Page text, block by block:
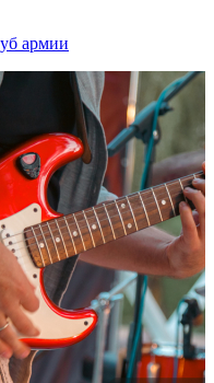
армии